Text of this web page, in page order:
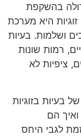
בהשקפת
היא מערכת
ושלמות. בעיות
רמות שונות
ציפיות לא
בעיות בזוגיות
הם
לגבי היחס